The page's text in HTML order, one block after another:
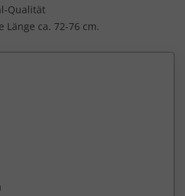
Qualität
Länge ca. 72-76 cm.